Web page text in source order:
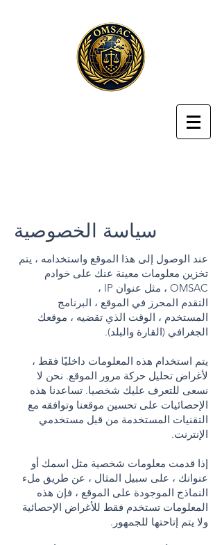
سياسة الخصوصية
عند الوصول إلى هذا الموقع واستخدامه ، يتم
تخزين معلومات معينة عنك على خوادم
OMSAC ، مثل عنوان IP ،
التقدم المحرز في الموقع ، البرنامج
المستخدم ، الوقت الذي تقضيه ، موقعك
الجغرافي (القارة والبلد).
يتم استخدام هذه المعلومات داخليًا فقط ،
لأغراض تحليل حركة مرور الموقع. نحن لا
نسعى للتعرف عليك شخصيا. تساعدنا هذه
الإحصائيات على تحسين موقعنا وتوافقه مع
التقنيات المستخدمة من قبل مستخدمي
الإنترنت.
إذا قدمت معلومات شخصية مثل اسمك أو
عنوانك ، على سبيل المثال ، عن طريق ملء
النماذج الموجودة على الموقع ، فإن هذه
المعلومات تستخدم فقط للأغراض الإحصائية
ولا يتم إتاحتها للجمهور.